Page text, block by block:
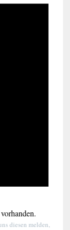
diesen melden,